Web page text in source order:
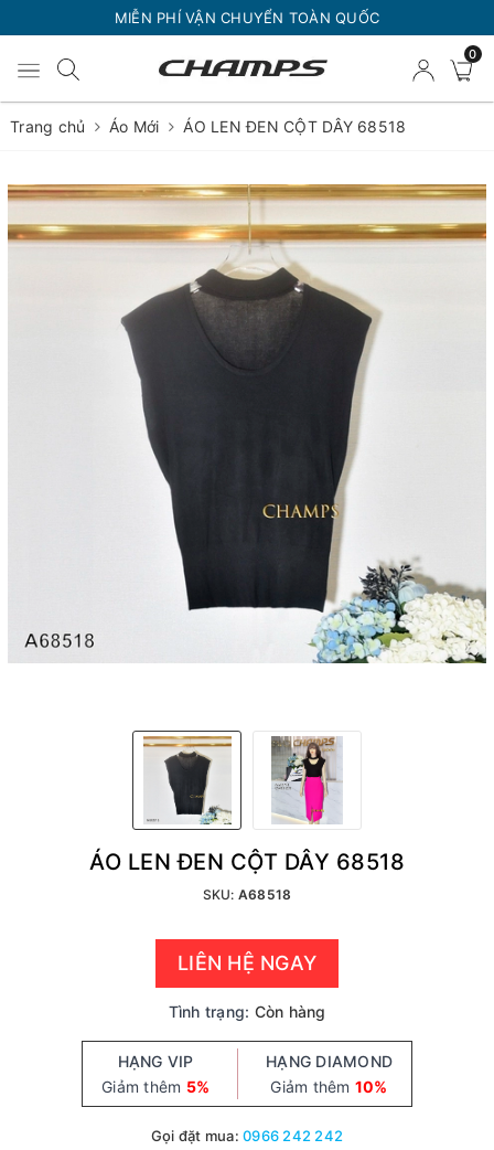
MIỄN PHÍ VẬN CHUYỂN TOÀN QUỐC
0
Trang chủ Áo Mới ÁO LEN ĐEN CỘT DÂY 68518
ÁO LEN ĐEN CỘT DÂY 68518
SKU: A68518
LIÊN HỆ NGAY
Tình trạng: Còn hàng
HẠNG VIP
Giảm thêm 5%
HẠNG DIAMOND
Giảm thêm 10%
Gọi đặt mua:0966 242 242